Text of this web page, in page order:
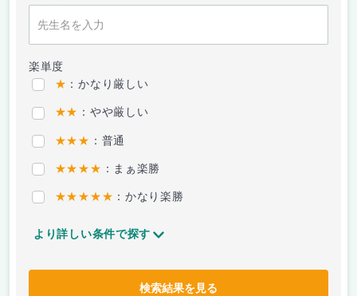
楽単度
★ ：かなり厳しい
★★ ：やや厳しい
★★★ ：普通
★★★★ ：まぁ楽勝
★★★★★ ：かなり楽勝
より詳しい条件で探す
検索結果を見る